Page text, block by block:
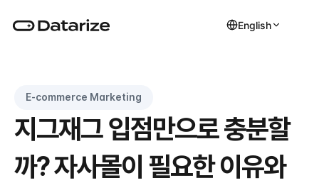
English
E-commerce Marketing
지그재그 입점만으로 충분할
까? 자사몰이 필요한 이유와